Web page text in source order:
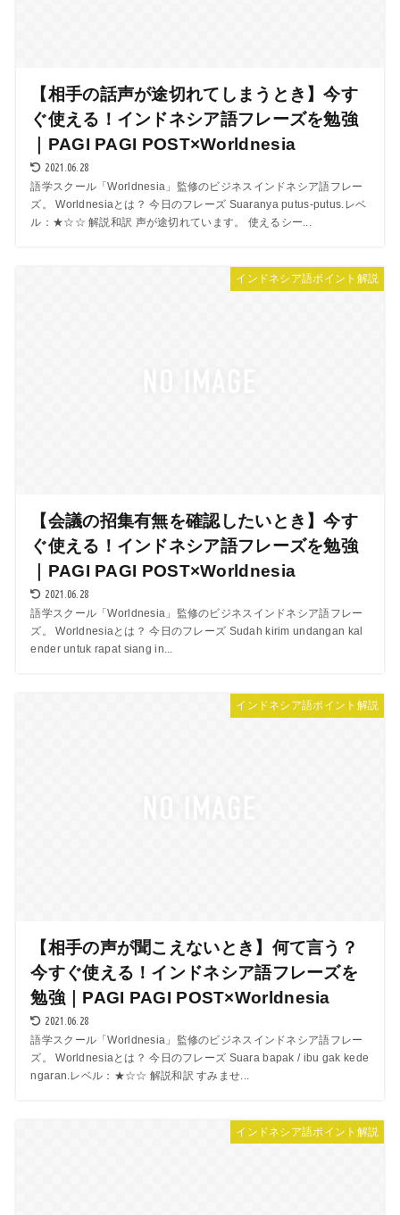
【相手の話声が途切れてしまうとき】今す
ぐ使える！インドネシア語フレーズを勉強
｜PAGI PAGI POST×Worldnesia
2021.06.28
語学スクール「Worldnesia」監修のビジネスインドネシア語フレー
ズ。 Worldnesiaとは？ 今日のフレーズ Suaranya putus-putus.レベ
ル：★☆☆ 解説和訳 声が途切れています。 使えるシー...
インドネシア語ポイント解説
【会議の招集有無を確認したいとき】今す
ぐ使える！インドネシア語フレーズを勉強
｜PAGI PAGI POST×Worldnesia
2021.06.28
語学スクール「Worldnesia」監修のビジネスインドネシア語フレー
ズ。 Worldnesiaとは？ 今日のフレーズ Sudah kirim undangan kal
ender untuk rapat siang in...
インドネシア語ポイント解説
【相手の声が聞こえないとき】何て言う？
今すぐ使える！インドネシア語フレーズを
勉強｜PAGI PAGI POST×Worldnesia
2021.06.28
語学スクール「Worldnesia」監修のビジネスインドネシア語フレー
ズ。 Worldnesiaとは？ 今日のフレーズ Suara bapak / ibu gak kede
ngaran.レベル：★☆☆ 解説和訳 すみませ...
インドネシア語ポイント解説